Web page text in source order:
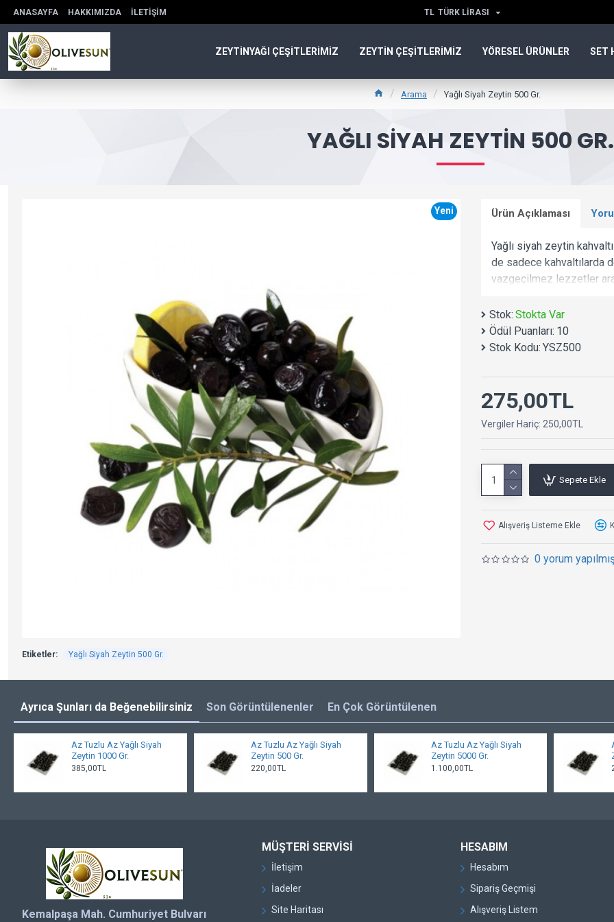
ANASAYFA HAKKIMIZDA İLETIŞIM TL TÜRK LIRASI
ZEYTINYAĞI ÇEŞITLERIMIZ ZEYTIN ÇEŞITLERIMIZ YÖRESEL ÜRÜNLER SET
Arama Yağlı Siyah Zeytin 500 Gr.
YAĞLI SIYAH ZEYTIN 500 GR.
Yeni Ürün Açıklaması
Yağlı siyah zeytin
de sadece kahvaltılarda
vazgeçilmez lezzetler
Enerji ve Vitamin
gereken karbonhidrat
magnezyum potasyum
fiyatı ile de bütçenize
Stok: Stokta Var
Ödül Puanları: 10
Stok Kodu: YSZ500
0 yorum
275,00TL
Vergiler Hariç: 250,00TL
Sepete Ekle
Alışveriş Listeme Ekle
Etiketler: Yağlı Siyah Zeytin 500 Gr.
Ayrıca Şunları da Beğenebilirsiniz Son Görüntülenenler En Çok Görüntülenen
Az Tuzlu Az Yağlı Siyah
Zeytin 1000 Gr.
385,00TL
Az Tuzlu Az Yağlı Siyah
Zeytin 500 Gr.
220,00TL
Az Tuzlu Az Yağlı Siyah
Zeytin 5000 Gr.
1.100,00TL
Kemalpaşa Mah. Cumhuriyet Bulvarı
MÜŞTERI SERVISI
İletişim
İadeler
Site Haritası
HESABIM
Hesabım
Sipariş Geçmişi
Alışveriş Listem